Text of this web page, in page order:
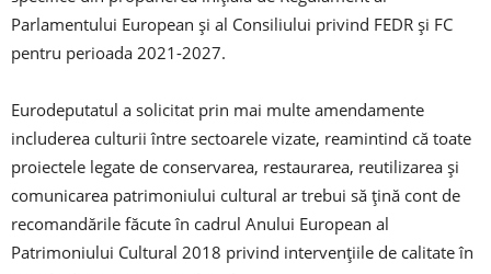
Parlamentului European și al Consiliului privind FEDR și FC
pentru perioada 2021-2027.
Eurodeputatul a solicitat prin mai multe amendamente
includerea culturii între sectoarele vizate, reamintind că toate
proiectele legate de conservarea, restaurarea, reutilizarea și
comunicarea patrimoniului cultural ar trebui să țină cont de
recomandările făcute în cadrul Anului European al
Patrimoniului Cultural 2018 privind intervențiile de calitate în